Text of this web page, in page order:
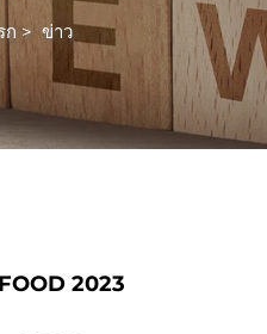
ก > ข่าว
2023